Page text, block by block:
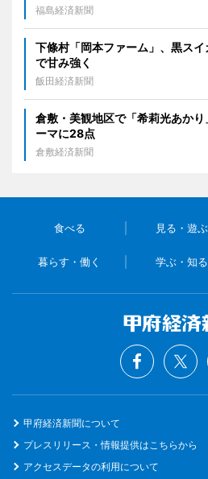
福島経済新聞
下條村「岡本ファーム」、黒ス
で甘み強く
飯田経済新聞
倉敷・美観地区で「希莉光あか
ーマに28点
倉敷経済新聞
食べる 見る・遊ぶ
暮らす・働く 学ぶ・知る
甲府経済新聞について
プレスリリース・情報提供はこちらから
アクセスデータの利用について